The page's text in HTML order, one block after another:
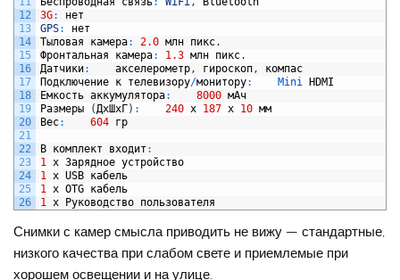
12
13
14
15
16
17
18
19
20
21
22
23
24
25
26
3G:
нет
GPS:
нет
Тыловая
камера: 2.0 млн пикс.
Фронтальная
камера: 1.3 млн пикс.
Датчики: акселерометр, гироскоп,
компас
Подключение к телевизору/монитору: Mini
HDMI
Емкость аккумулятора: 8000 мАч
Размеры
(ДхШхГ) : 240 x 187 x 10 мм
Вес: 604 гр
В комплект входит :
1 х Зарядное устройство
1 х USB кабель
1 х OTG кабель
1 х Руководство пользователя
Снимки с камер смысла приводить не вижу — стандартные,
низкого качества при слабом свете и приемлемые при
хорошем освещении и на улице.